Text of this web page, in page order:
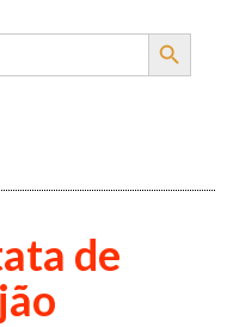
Search Button
de